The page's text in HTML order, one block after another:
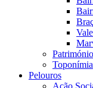
Património
Toponímia
Pelouros
Ação